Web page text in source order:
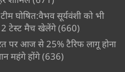
घोषित:वैभव सूर्यवंशी को भी
2 टेस्ट मैच खेलेंगे (660)
पर आज से 25% टैरिफ लागू होना
महंगे होंगे (636)